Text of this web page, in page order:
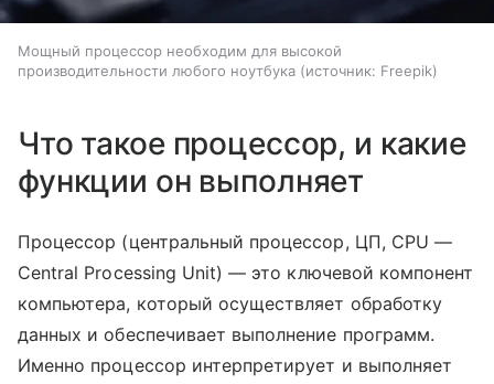
Мощный процессор необходим для высокой
производительности любого ноутбука
источник: Freepik
Что такое процессор, и какие
функции он выполняет
Процессор (центральный процессор, ЦП, CPU —
Central Processing Unit) — это ключевой компонент
компьютера, который осуществляет обработку
данных и обеспечивает выполнение программ.
Именно процессор интерпретирует и выполняет